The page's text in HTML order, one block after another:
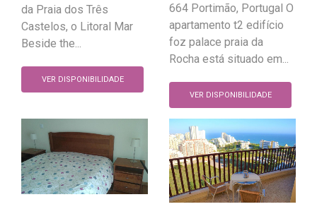
da Praia dos Três
Castelos, o Litoral Mar
Beside the...
VER DISPONIBILIDADE
664 Portimão, Portugal O
apartamento t2 edifício
foz palace praia da
Rocha está situado em...
VER DISPONIBILIDADE